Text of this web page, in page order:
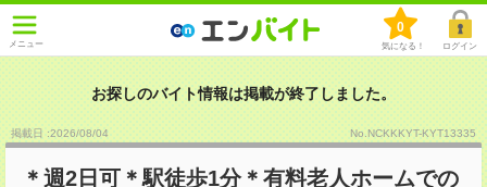
メニュー
0
気になる！ ログイン
お探しのバイト情報は掲載が終了しました。
掲載日 :2026/08/04 No.NCKKKYT-KYT13335
＊週2日可＊駅徒歩1分＊有料老人ホームでの